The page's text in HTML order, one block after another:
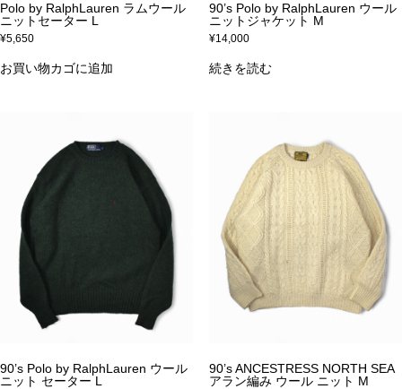
Polo by RalphLauren ラムウール
ニットセーター L
¥5,650
お買い物カゴに追加
90’s Polo by RalphLauren ウール
ニットジャケット M
¥14,000
続きを読む
90’s Polo by RalphLauren ウール
ニット セーター L
90’s ANCESTRESS NORTH SEA
アラン編み ウール ニット M